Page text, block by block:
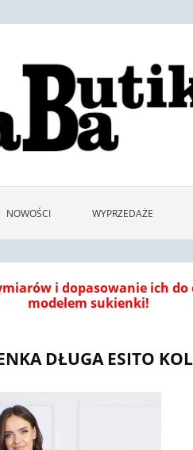
NOWOŚCI WYPRZEDAŻE
i dopasowanie ich
modelem sukienki!
DŁUGA ESITO